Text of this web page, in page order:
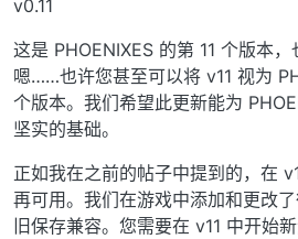
v0.11
这是 PHOENIXES 的第 11 个版本，
嗯……也许您甚至可以将 v11 视为
个版本。我们希望此更新能为
坚实的基础。
正如我在之前的帖子中提到的，在
再可用。我们在游戏中添加和更改
旧保存兼容。您需要在 v11 中开始